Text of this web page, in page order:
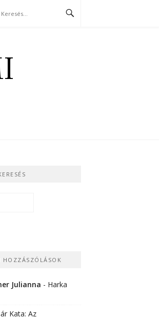
HOZZÁSZÓLÁSOK
Julianna - Harka
Kata: Az